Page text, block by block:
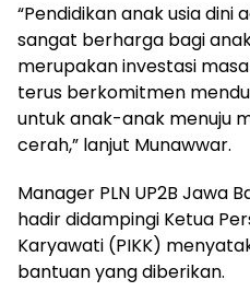
“Pendidikan anak usia dini
sangat berharga bagi
merupakan investasi
terus berkomitmen
untuk anak-anak menuju
cerah,” lanjut Munawwar.
Manager PLN UP2B Jawa
hadir didampingi Ketua
Karyawati (PIKK)
bantuan yang diberikan.